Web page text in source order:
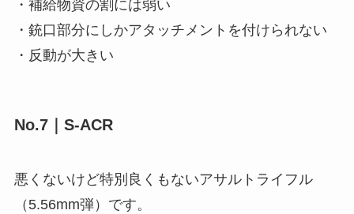
・補給物資の割には弱い
・銃口部分にしかアタッチメントを付けられない
・反動が大きい
No.7｜S-ACR
悪くないけど特別良くもないアサルトライフル
（5.56mm弾）です。